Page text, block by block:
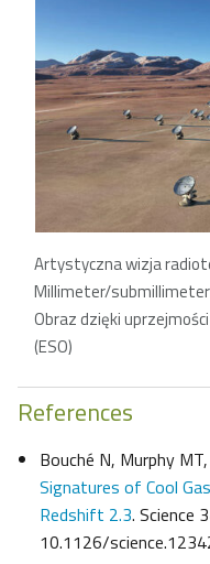
Artystyczna wizja
Millimeter/submillimeter
Obraz dzięki uprzejmości
(ESO)
References
Bouché N, Murphy
Signatures of Cool
Redshift 2.3. Science
10.1126/